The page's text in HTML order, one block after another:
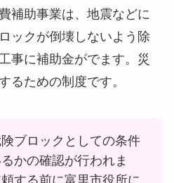
補助事業は、地震などに
ックが倒壊しないよう除
事に補助金がでます。災
るための制度です。
ブロックとしての条件
かの確認が行われま